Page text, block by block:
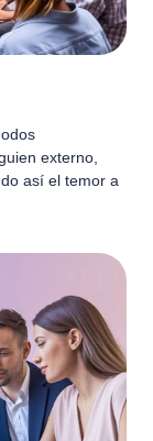
externo,
así el temor a